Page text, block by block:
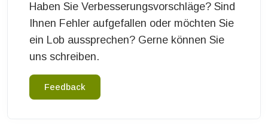
Haben Sie Verbesserungsvorschläge? Sind
Ihnen Fehler aufgefallen oder möchten Sie
ein Lob aussprechen? Gerne können Sie
uns schreiben.
Feedback